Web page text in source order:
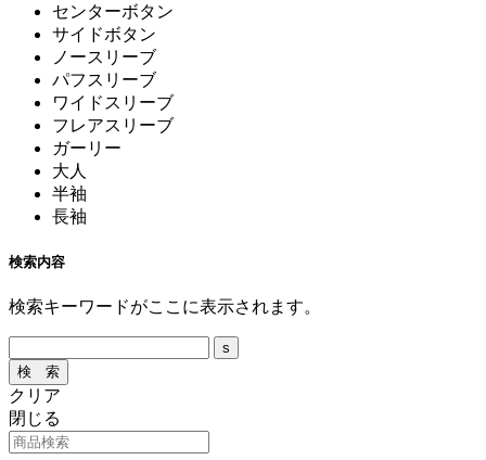
センターボタン
サイドボタン
ノースリーブ
パフスリーブ
ワイドスリーブ
フレアスリーブ
ガーリー
大人
半袖
長袖
検索内容
検索キーワードがここに表示されます。
クリア
閉じる